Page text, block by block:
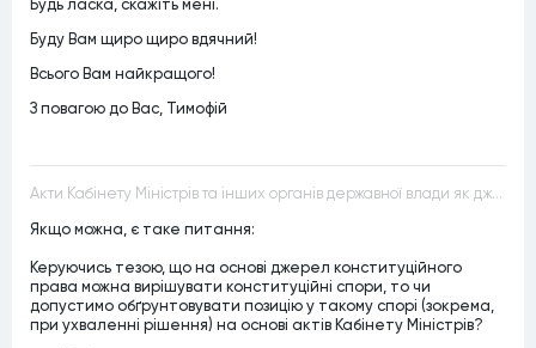
Буду Вам щиро щиро вдячний!
Всього Вам найкращого!
З повагою до Вас, Тимофій
Акти Кабінету Міністрів та інших органів державної влади як джерела конституційного права
Якщо можна, є таке питання:
Керуючись тезою, що на основі джерел конституційного
права можна вирішувати конституційні спори, то чи
допустимо обґрунтовувати позицію у такому спорі (зокрема,
при ухваленні рішення) на основі актів Кабінету Міністрів?